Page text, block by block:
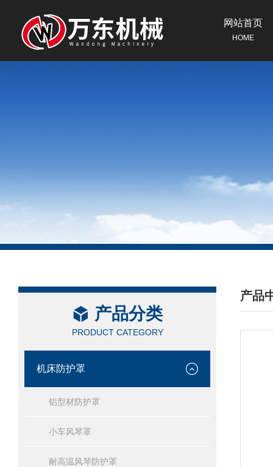
网站首页
HOME
产品分类
PRODUCT CATEGORY
机床防护罩
铝型材防护罩
小车风琴罩
耐高温风琴防护罩
产品
/